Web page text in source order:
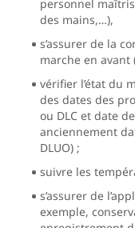
personnel
des mains,…),
s’assurer de la
marche en avant
vérifier l’état du
des dates des
ou DLC et date
anciennement
DLUO) ;
suivre les
s’assurer de
exemple,